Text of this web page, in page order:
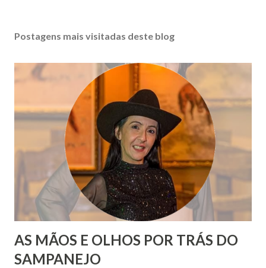
Postagens mais visitadas deste blog
AS MÃOS E OLHOS POR TRÁS DO
SAMPANEJO